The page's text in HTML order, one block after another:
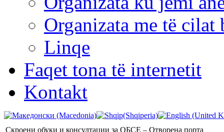
Organizata me të cilat
Linqe
Faqet tona të internetit
Kontakt
Скроени обуки и консултации за ОБСЕ – Отворена порта